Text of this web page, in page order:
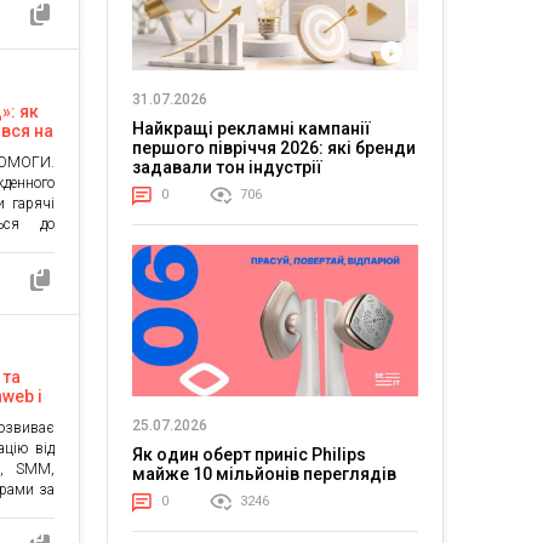
як
на
гарячі
до
із
і
від
SMM,
за
31.07.2026
Найкращі рекламні кампанії
першого півріччя 2026: які бренди
задавали тон індустрії
0 706
25.07.2026
Як один оберт приніс Philips
майже 10 мільйонів переглядів
0 3246